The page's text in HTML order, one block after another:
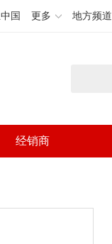
国 更多 地方频道
经销商